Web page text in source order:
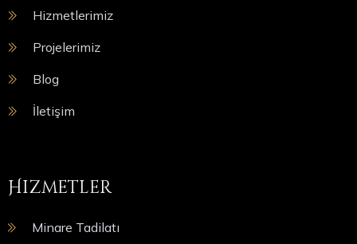
Hizmetlerimiz
Projelerimiz
Blog
İletişim
Hizmetler
Minare Tadilatı